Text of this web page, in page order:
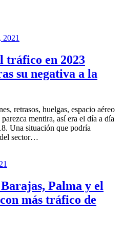
2021
tráfico en 2023
su negativa a la
retrasos, huelgas, espacio aéreo
mentira, así era el día a día
Una situación que podría
del sector…
Palma y el
más tráfico de